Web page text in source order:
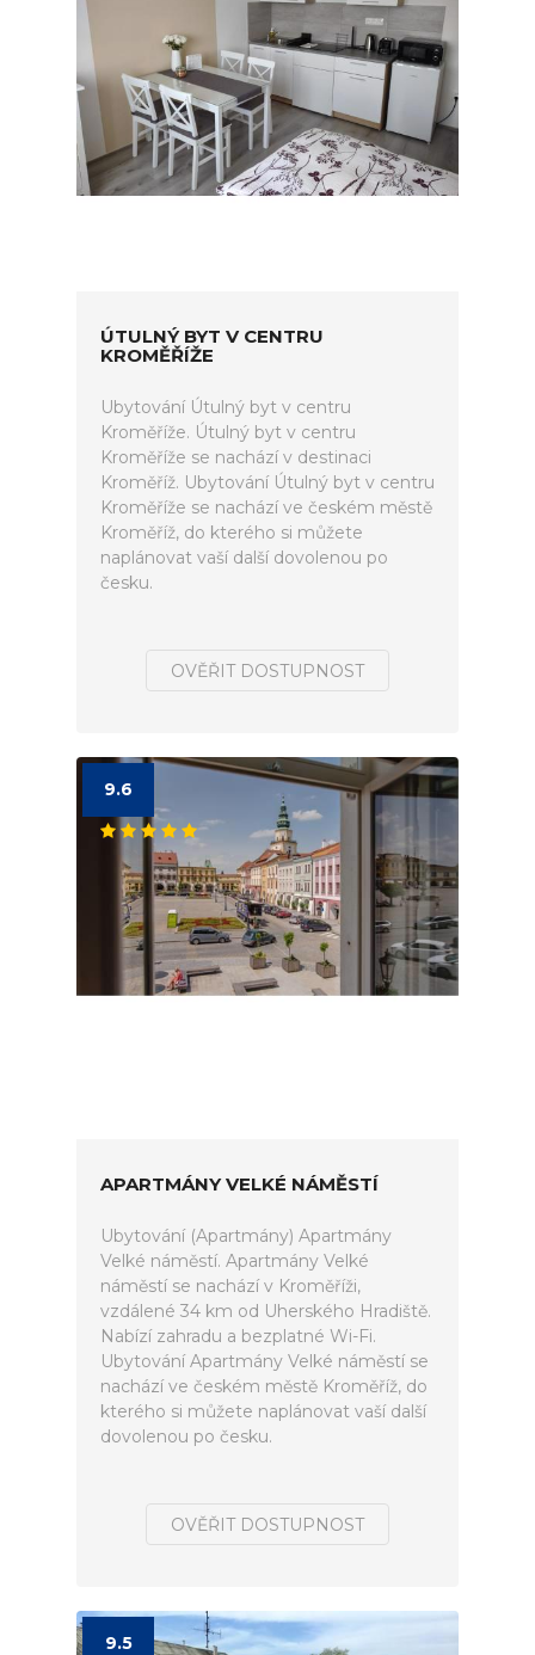
ÚTULNÝ BYT V CENTRU
KROMĚŘÍŽE
Ubytování Útulný byt v centru
Kroměříže. Útulný byt v centru
Kroměříže se nachází v destinaci
Kroměříž. Ubytování Útulný byt v centru
Kroměříže se nachází ve českém městě
Kroměříž, do kterého si můžete
naplánovat vaší další dovolenou po
česku.
OVĚŘIT DOSTUPNOST
9.6
APARTMÁNY VELKÉ NÁMĚSTÍ
Ubytování (Apartmány) Apartmány
Velké náměstí. Apartmány Velké
náměstí se nachází v Kroměříži,
vzdálené 34 km od Uherského Hradiště.
Nabízí zahradu a bezplatné Wi-Fi.
Ubytování Apartmány Velké náměstí se
nachází ve českém městě Kroměříž, do
kterého si můžete naplánovat vaší další
dovolenou po česku.
OVĚŘIT DOSTUPNOST
9.5